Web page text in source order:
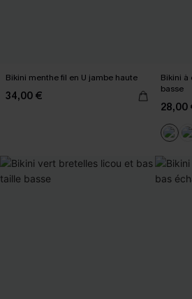
Bikini menthe fil en U jambe haute
34,00 €
Bikini à
basse
28,00